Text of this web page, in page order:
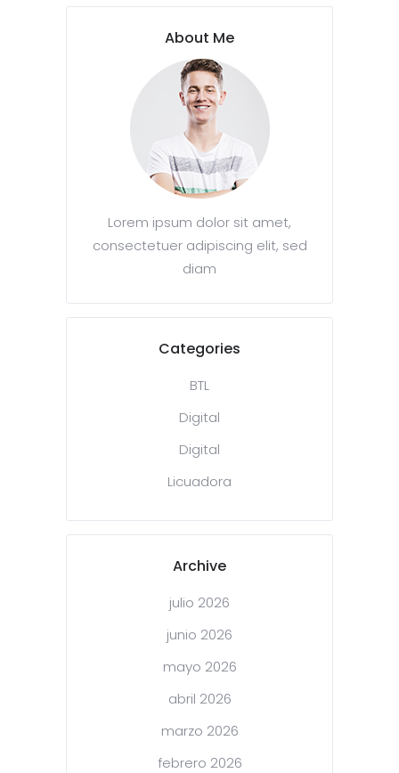
About Me
Lorem ipsum dolor sit amet,
consectetuer adipiscing elit, sed
diam
Categories
BTL
Digital
Digital
Licuadora
Archive
julio 2026
junio 2026
mayo 2026
abril 2026
marzo 2026
febrero 2026